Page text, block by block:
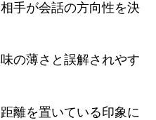
相手が会話の方向性を決
味の薄さと誤解されやす
距離を置いている印象に